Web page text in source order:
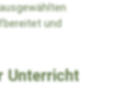
und
Unterricht